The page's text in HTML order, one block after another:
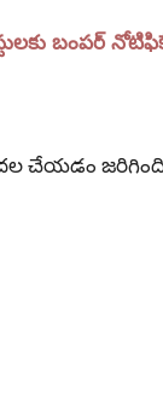
బంపర్
చేయడం